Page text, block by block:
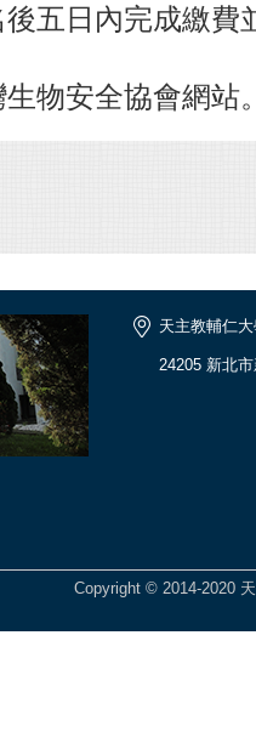
五日內完成繳費
物安全協會網站
天主教輔仁
24205 新北
Copyright © 2014-2020